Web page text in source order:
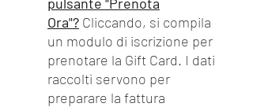
Ora"? Cliccando, si compila
un modulo di iscrizione per
prenotare la Gift Card. I dati
raccolti servono per
preparare la fattura